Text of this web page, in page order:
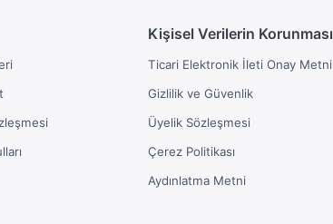
Kişisel Verilerin Korunması
Ticari Elektronik İleti Onay Metni
Gizlilik ve Güvenlik
Üyelik Sözleşmesi
Çerez Politikası
Aydınlatma Metni